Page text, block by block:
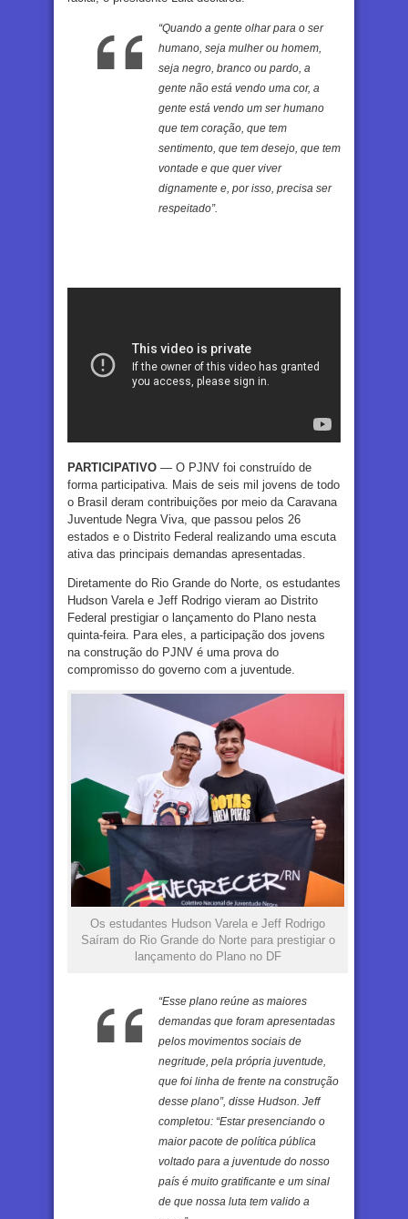
“Quando a gente olhar para o ser
humano, seja mulher ou homem,
seja negro, branco ou pardo, a
gente não está vendo uma cor, a
gente está vendo um ser humano
que tem coração, que tem
sentimento, que tem desejo, que tem
vontade e que quer viver
dignamente e, por isso, precisa ser
respeitado”.
PARTICIPATIVO — O PJNV foi construído de
forma participativa. Mais de seis mil jovens de todo
o Brasil deram contribuições por meio da Caravana
Juventude Negra Viva, que passou pelos 26
estados e o Distrito Federal realizando uma escuta
ativa das principais demandas apresentadas.
Diretamente do Rio Grande do Norte, os estudantes
Hudson Varela e Jeff Rodrigo vieram ao Distrito
Federal prestigiar o lançamento do Plano nesta
quinta-feira. Para eles, a participação dos jovens
na construção do PJNV é uma prova do
compromisso do governo com a juventude.
Os estudantes Hudson Varela e Jeff Rodrigo
Saíram do Rio Grande do Norte para prestigiar o
lançamento do Plano no DF
“Esse plano reúne as maiores
demandas que foram apresentadas
pelos movimentos sociais de
negritude, pela própria juventude,
que foi linha de frente na construção
desse plano”, disse Hudson. Jeff
completou: “Estar presenciando o
maior pacote de política pública
voltado para a juventude do nosso
país é muito gratificante e um sinal
de que nossa luta tem valido a